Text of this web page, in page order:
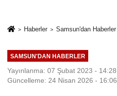
Haberler Samsun'dan Haberler
SAMSUN'DAN HABERLER
Yayınlanma: 07 Şubat 2023 - 14:28
Güncelleme: 24 Nisan 2026 - 16:06